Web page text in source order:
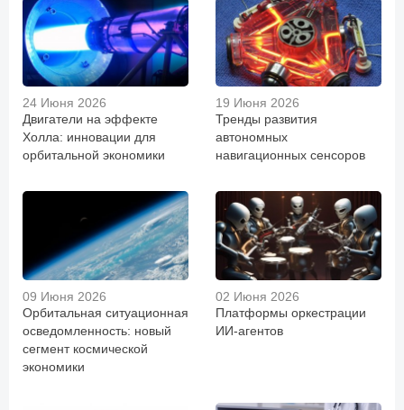
24 Июня 2026
Двигатели на эффекте
Холла: инновации для
орбитальной экономики
19 Июня 2026
Тренды развития
автономных
навигационных сенсоров
09 Июня 2026
Орбитальная ситуационная
осведомленность: новый
сегмент космической
экономики
02 Июня 2026
Платформы оркестрации
ИИ-агентов